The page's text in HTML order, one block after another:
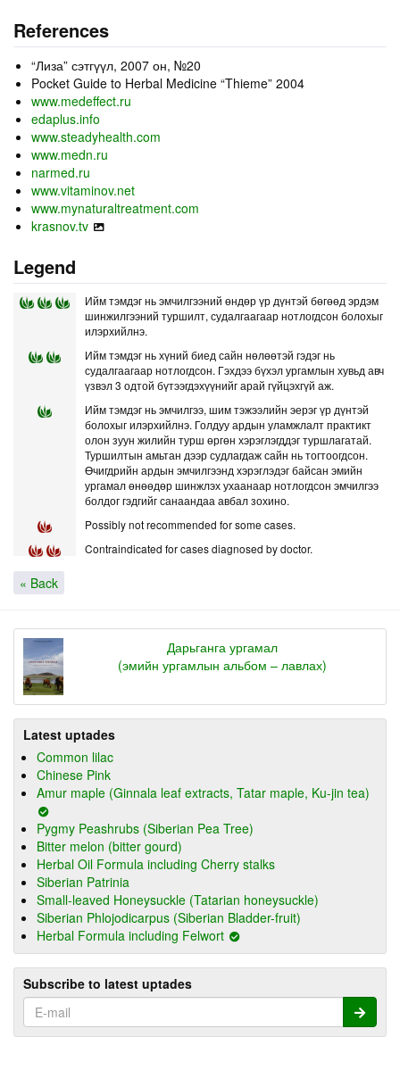
References
“Лиза” сэтгүүл, 2007 он, №20
Pocket Guide to Herbal Medicine “Thieme” 2004
www.medeffect.ru
edaplus.info
www.steadyhealth.com
www.medn.ru
narmed.ru
www.vitaminov.net
www.mynaturaltreatment.com
krasnov.tv
Legend
Ийм тэмдэг нь эмчилгээний өндөр үр дүнтэй бөгөөд эрдэм
шинжилгээний туршилт, судалгаагаар нотлогдсон болохыг
илэрхийлнэ.
Ийм тэмдэг нь хүний биед сайн нөлөөтэй гэдэг нь
судалгаагаар нотлогдсон. Гэхдээ бүхэл ургамлын хувьд авч
үзвэл 3 одтой бүтээгдэхүүнийг арай гүйцэхгүй аж.
Ийм тэмдэг нь эмчилгээ, шим тэжээлийн эерэг үр дүнтэй
болохыг илэрхийлнэ. Голдуу ардын уламжлалт практикт
олон зуун жилийн турш өргөн хэрэглэгддэг туршлагатай.
Туршилтын амьтан дээр судлагдаж сайн нь тогтоогдсон.
Өчигдрийн ардын эмчилгээнд хэрэглэдэг байсан эмийн
ургамал өнөөдөр шинжлэх ухаанаар нотлогдсон эмчилгээ
болдог гэдгийг санаандаа авбал зохино.
Possibly not recommended for some cases.
Contraindicated for cases diagnosed by doctor.
« Back
Дарьганга ургамал
(эмийн ургамлын альбом – лавлах)
Latest uptades
Common lilac
Chinese Pink
Amur maple (Ginnala leaf extracts, Tatar maple, Ku-jin tea)
Pygmy Peashrubs (Siberian Pea Tree)
Bitter melon (bitter gourd)
Herbal Oil Formula including Cherry stalks
Siberian Patrinia
Small-leaved Honeysuckle (Tatarian honeysuckle)
Siberian Phlojodicarpus (Siberian Bladder-fruit)
Herbal Formula including Felwort
Subscribe to latest uptades